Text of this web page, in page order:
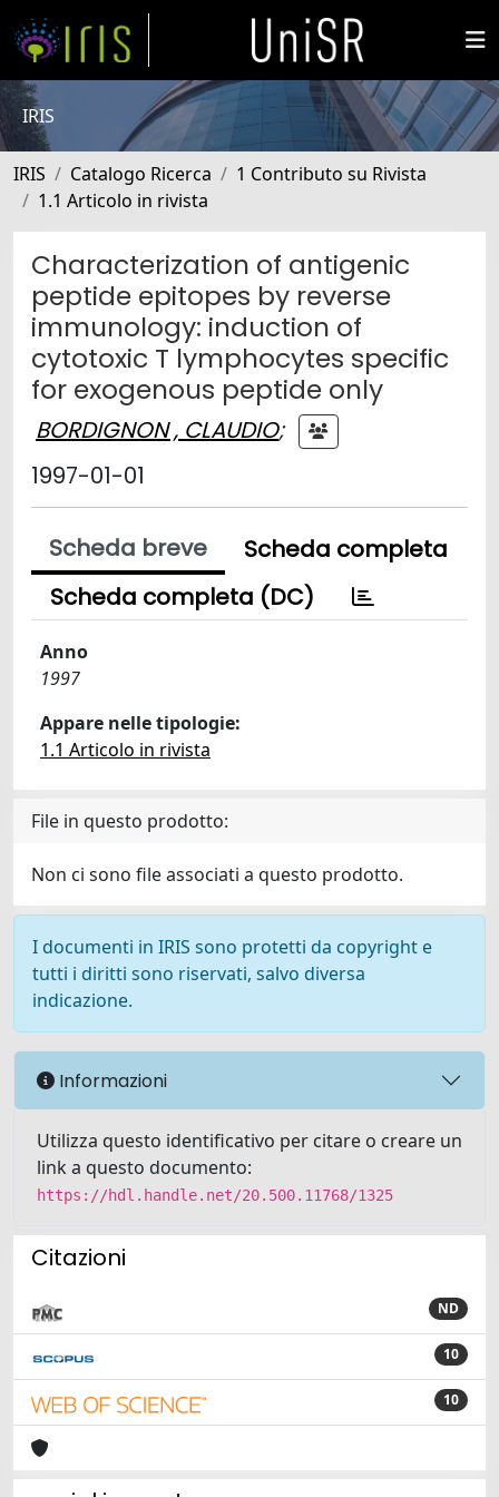
IRIS
IRIS Catalogo Ricerca
1 Contributo su Rivista
1.1 Articolo in rivista
Characterization of antigenic
peptide epitopes by reverse
immunology: induction of
cytotoxic T lymphocytes specific
for exogenous peptide only
BORDIGNON , CLAUDIO;
1997-01-01
Scheda breve
Scheda completa
Scheda completa (DC)
Anno
1997
Appare nelle tipologie:
1.1 Articolo in rivista
File in questo prodotto:
Non ci sono file associati a questo prodotto.
I documenti in IRIS sono protetti da copyright e
tutti i diritti sono riservati, salvo diversa
indicazione.
Informazioni
Utilizza questo identificativo per citare o creare un
link a questo documento:
https://hdl.handle.net/20.500.11768/1325
Citazioni
ND
10
10